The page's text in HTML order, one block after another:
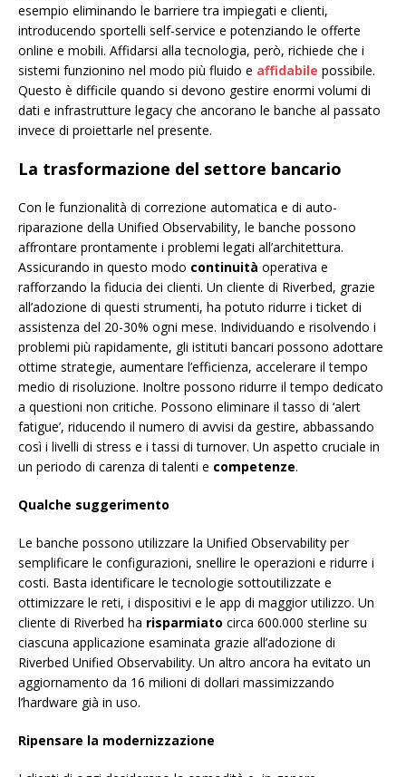
esempio eliminando le barriere tra impiegati e clienti,
introducendo sportelli self-service e potenziando le offerte
online e mobili. Affidarsi alla tecnologia, però, richiede che i
sistemi funzionino nel modo più fluido e affidabile possibile.
Questo è difficile quando si devono gestire enormi volumi di
dati e infrastrutture legacy che ancorano le banche al passato
invece di proiettarle nel presente.
La trasformazione del settore bancario
Con le funzionalità di correzione automatica e di auto-
riparazione della Unified Observability, le banche possono
affrontare prontamente i problemi legati all’architettura.
Assicurando in questo modo continuità operativa e
rafforzando la fiducia dei clienti. Un cliente di Riverbed, grazie
all’adozione di questi strumenti, ha potuto ridurre i ticket di
assistenza del 20-30% ogni mese. Individuando e risolvendo i
problemi più rapidamente, gli istituti bancari possono adottare
ottime strategie, aumentare l’efficienza, accelerare il tempo
medio di risoluzione. Inoltre possono ridurre il tempo dedicato
a questioni non critiche. Possono eliminare il tasso di ‘alert
fatigue’, riducendo il numero di avvisi da gestire, abbassando
così i livelli di stress e i tassi di turnover. Un aspetto cruciale in
un periodo di carenza di talenti e competenze.
Qualche suggerimento
Le banche possono utilizzare la Unified Observability per
semplificare le configurazioni, snellire le operazioni e ridurre i
costi. Basta identificare le tecnologie sottoutilizzate e
ottimizzare le reti, i dispositivi e le app di maggior utilizzo. Un
cliente di Riverbed ha risparmiato circa 600.000 sterline su
ciascuna applicazione esaminata grazie all’adozione di
Riverbed Unified Observability. Un altro ancora ha evitato un
aggiornamento da 16 milioni di dollari massimizzando
l’hardware già in uso.
Ripensare la modernizzazione